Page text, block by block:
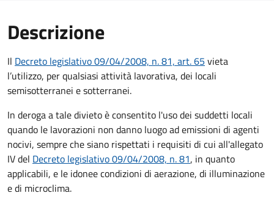
Descrizione
Il Decreto legislativo 09/04/2008, n. 81, art. 65 vieta
l’utilizzo, per qualsiasi attività lavorativa, dei locali
semisotterranei e sotterranei.
In deroga a tale divieto è consentito l'uso dei suddetti locali
quando le lavorazioni non danno luogo ad emissioni di agenti
nocivi, sempre che siano rispettati i requisiti di cui all'allegato
IV del Decreto legislativo 09/04/2008, n. 81, in quanto
applicabili, e le idonee condizioni di aerazione, di illuminazione
e di microclima.